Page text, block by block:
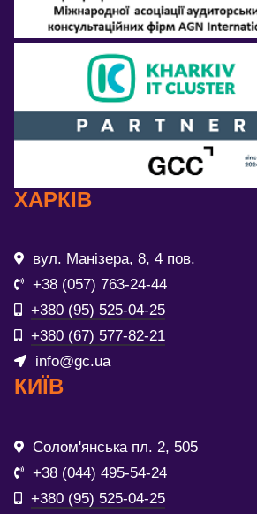
ХАРКІВ
вул. Манізера, 8, 4 пов.
+38 (057) 763-24-44
+380 (95) 525-04-25
+380 (67) 577-82-21
info@gc.ua
КИЇВ
Солом'янська пл. 2, 505
+38 (044) 495-54-24
+380 (95) 525-04-25